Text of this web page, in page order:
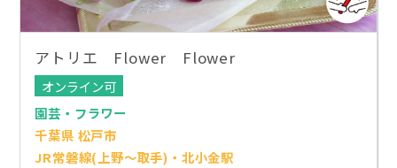
アトリエ Flower Flower
オンライン可
園芸・フラワー
千葉県 松戸市
JR常磐線(上野～取手)・北小金駅